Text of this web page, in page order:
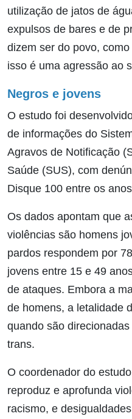
utilização de jatos de
expulsos de bares e de
dizem ser do povo,
isso é uma agressão ao
Negros e jovens
O estudo foi
de informações do
Agravos de Notificação
Saúde (SUS), com
Disque 100 entre os
Os dados apontam que
violências são homens
pardos respondem por
jovens entre 15 e 49
de ataques. Embora a
de homens, a letalidade
quando são
trans.
O coordenador do
reproduz e aprofunda
racismo, e